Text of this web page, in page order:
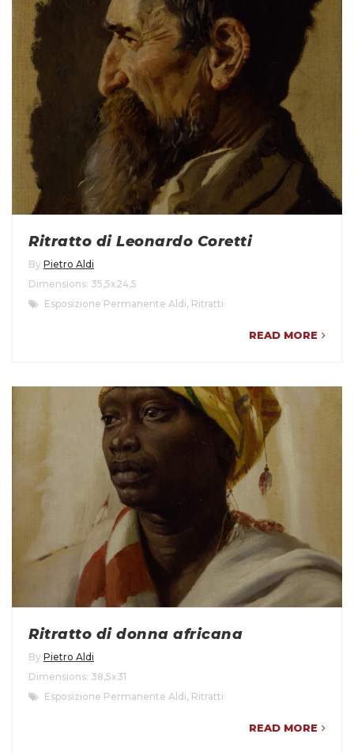
Ritratto di Leonardo Coretti
By Pietro Aldi
Dimensions: 35,5x24,5
Esposizione Permanente Aldi, Ritratti
READ MORE
Ritratto di donna africana
By Pietro Aldi
Dimensions: 38,5x31
Esposizione Permanente Aldi, Ritratti
READ MORE